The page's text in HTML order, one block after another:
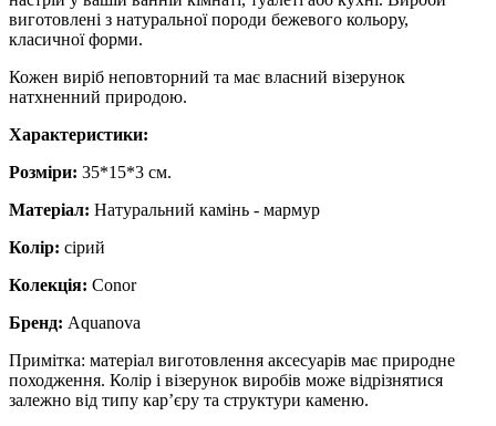
виготовлені з натуральної породи бежевого кольору,
класичної форми.
Кожен виріб неповторний та має власний візерунок
натхненний природою.
​​​​​​​Характеристики:
Розміри: 35*15*3 см.
Матеріал: Натуральний камінь - мармур
Колір: сірий
Колекція: Conor
Бренд: Aquanova
Примітка: матеріал виготовлення аксесуарів має природне
походження. Колір і візерунок виробів може відрізнятися
залежно від типу кар’єру та структури каменю.